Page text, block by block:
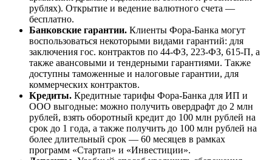
рублях). Открытие и ведение валютного счета —
бесплатно.
Банковские гарантии. Клиенты Фора-Банка могут
воспользоваться некоторыми видами гарантий: для
заключения гос. контрактов по 44-ФЗ, 223-ФЗ, 615-П, а
также авансовыми и тендерными гарантиями. Также
доступны таможенные и налоговые гарантии, для
коммерческих контрактов.
Кредиты. Кредитные тарифы Фора-Банка для ИП и
ООО выгодные: можно получить овердрафт до 2 млн
рублей, взять оборотный кредит до 100 млн рублей на
срок до 1 года, а также получить до 100 млн рублей на
более длительный срок — 60 месяцев в рамках
программ «Стартап» и «Инвестиции».